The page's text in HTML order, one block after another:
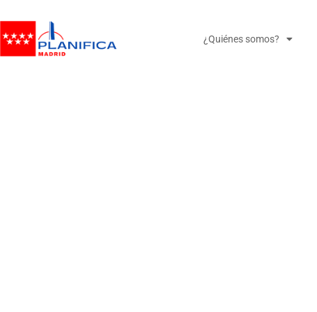
¿Quiénes somos?